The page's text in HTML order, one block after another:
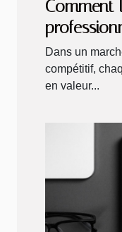
Comment
immobilier
Dans un
compétitif,
en valeur...